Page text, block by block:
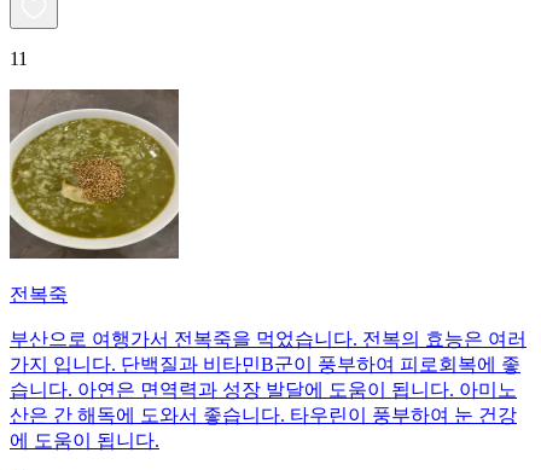
11
전복죽
부산으로 여행가서 전복죽을 먹었습니다. 전복의 효능은 여러
가지 입니다. 단백질과 비타민B군이 풍부하여 피로회복에 좋
습니다. 아연은 면역력과 성장 발달에 도움이 됩니다. 아미노
산은 간 해독에 도와서 좋습니다. 타우린이 풍부하여 눈 건강
에 도움이 됩니다.